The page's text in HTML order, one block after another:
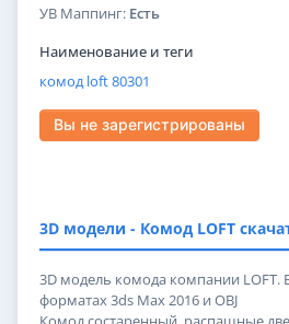
УВ Маппинг: Есть
Наименование и теги
комод loft80301
Вы не зарегистрированы
3D модели - Комод LOFT
3D модель комода компании LOFT.
форматах 3ds Max 2016 и OBJ